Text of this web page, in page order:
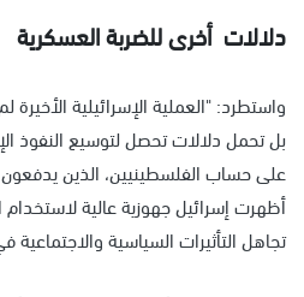
دلالات أخرى للضربة العسكرية
واستطرد: "العملية الإسرائيلية
بل تحمل دلالات تحصل لتوسيع النفوذ
على حساب الفلسطينيين، الذين يدفعون
أظهرت إسرائيل جهوزية عالية
تجاهل التأثيرات السياسية